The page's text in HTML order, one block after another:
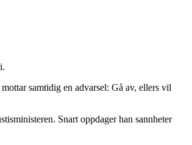
samtidig en advarsel: Gå av, ellers vil
Snart oppdager han sannheter